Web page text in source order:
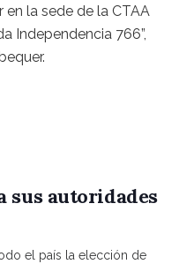
en la sede de la CTAA
Independencia 766”,
sus autoridades
el país la elección de